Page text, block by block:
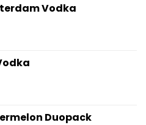
Vodka
Duopack